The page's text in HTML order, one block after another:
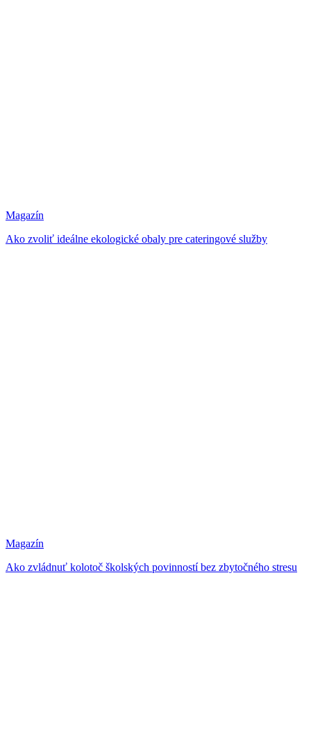
Magazín
Ako zvoliť ideálne ekologické obaly pre cateringové služby
Magazín
Ako zvládnuť kolotoč školských povinností bez zbytočného stresu